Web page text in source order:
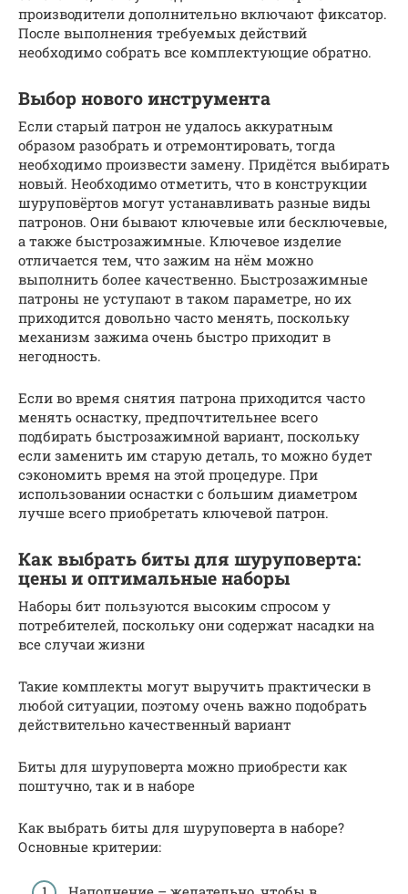
производители дополнительно включают фиксатор.
После выполнения требуемых действий
необходимо собрать все комплектующие обратно.
Выбор нового инструмента
Если старый патрон не удалось аккуратным
образом разобрать и отремонтировать, тогда
необходимо произвести замену. Придётся выбирать
новый. Необходимо отметить, что в конструкции
шуруповёртов могут устанавливать разные виды
патронов. Они бывают ключевые или бесключевые,
а также быстрозажимные. Ключевое изделие
отличается тем, что зажим на нём можно
выполнить более качественно. Быстрозажимные
патроны не уступают в таком параметре, но их
приходится довольно часто менять, поскольку
механизм зажима очень быстро приходит в
негодность.
Если во время снятия патрона приходится часто
менять оснастку, предпочтительнее всего
подбирать быстрозажимной вариант, поскольку
если заменить им старую деталь, то можно будет
сэкономить время на этой процедуре. При
использовании оснастки с большим диаметром
лучше всего приобретать ключевой патрон.
Как выбрать биты для шуруповерта:
цены и оптимальные наборы
Наборы бит пользуются высоким спросом у
потребителей, поскольку они содержат насадки на
все случаи жизни
Такие комплекты могут выручить практически в
любой ситуации, поэтому очень важно подобрать
действительно качественный вариант
Биты для шуруповерта можно приобрести как
поштучно, так и в наборе
Как выбрать биты для шуруповерта в наборе?
Основные критерии: